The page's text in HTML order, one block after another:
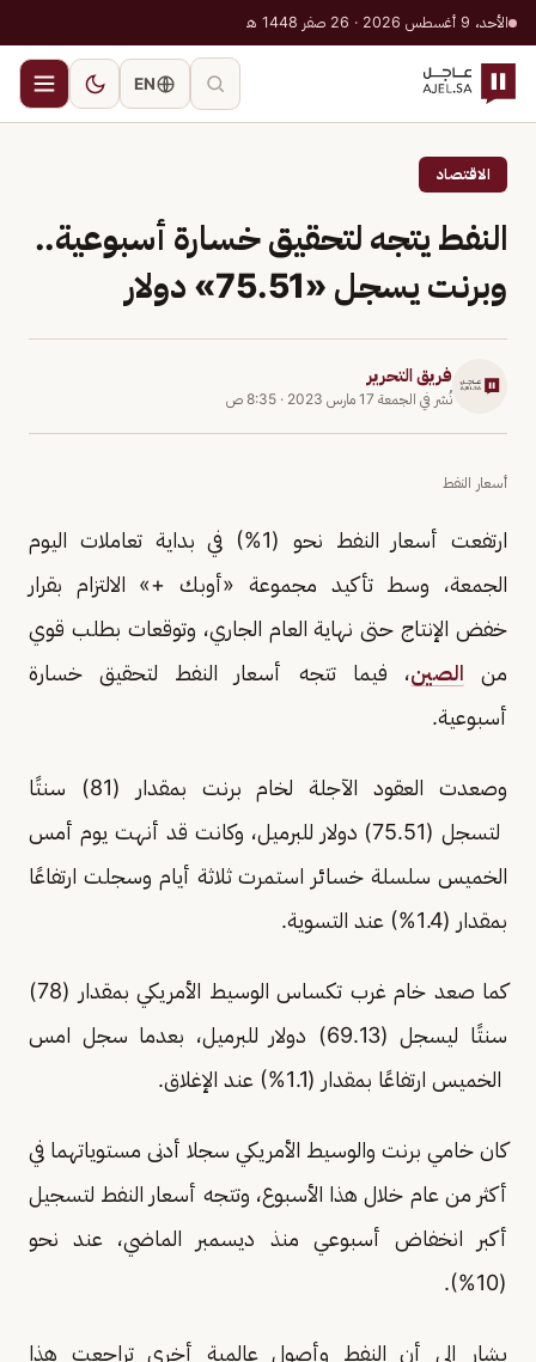
الأحد، 9 أغسطس 2026 · 26 صفر 1448 هـ
EN
الاقتصاد
النفط يتجه لتحقيق خسارة أسبوعية..
وبرنت يسجل «75.51» دولار
فريق التحرير
نُشر في الجمعة 17 مارس 2023 · 8:35 ص
أسعار النفط
ارتفعت أسعار النفط نحو (1%) في بداية تعاملات اليوم
الجمعة، وسط تأكيد مجموعة «أوبك +» الالتزام بقرار
خفض الإنتاج حتى نهاية العام الجاري، وتوقعات بطلب قوي
من الصين، فيما تتجه أسعار النفط لتحقيق خسارة
أسبوعية.
وصعدت العقود الآجلة لخام برنت بمقدار (81) سنتًا
لتسجل (75.51) دولار للبرميل، وكانت قد أنهت يوم أمس
الخميس سلسلة خسائر استمرت ثلاثة أيام وسجلت ارتفاعًا
بمقدار (1.4%) عند التسوية.
كما صعد خام غرب تكساس الوسيط الأمريكي بمقدار (78)
سنتًا ليسجل (69.13) دولار للبرميل، بعدما سجل امس
الخميس ارتفاعًا بمقدار (1.1%) عند الإغلاق.
كان خامي برنت والوسيط الأمريكي سجلا أدنى مستوياتهما في
أكثر من عام خلال هذا الأسبوع، وتتجه أسعار النفط لتسجيل
أكبر انخفاض أسبوعي منذ ديسمبر الماضي، عند نحو
(10%).
يشار إلى أن النفط وأصول عالمية أخرى تراجعت هذا